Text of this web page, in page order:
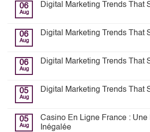
06
Aug
Digital Marketing Trends That
06
Aug
Digital Marketing Trends That
06
Aug
Digital Marketing Trends That
05
Aug
Digital Marketing Trends That
05
Aug
Casino En Ligne France : Une
Inégalée